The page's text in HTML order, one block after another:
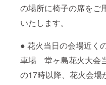
の場所に椅子の席をご
いたします。
● 花火当日の会場近く
車場 堂ヶ島花火大会
の17時以降、花火会場